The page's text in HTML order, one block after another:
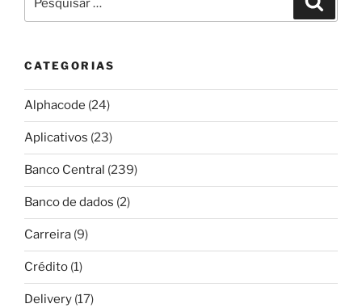
por:
CATEGORIAS
Alphacode (24)
Aplicativos (23)
Banco Central (239)
Banco de dados (2)
Carreira (9)
Crédito (1)
Delivery (17)